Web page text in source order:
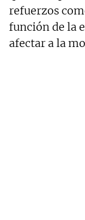
refuerzos
función de la
afectar a la